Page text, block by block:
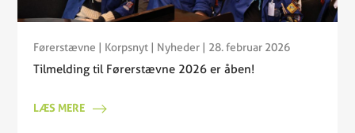
Førerstævne Korpsnyt Nyheder | 28. februar 2026
Tilmelding til Førerstævne 2026 er åben!
LÆS MERE